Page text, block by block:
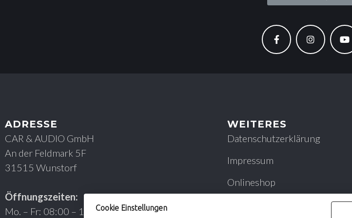
ADRESSE
CAR & AUDIO GmbH
An der Feldmark 5F
31515 Wunstorf
Öffnungszeiten:
Mo. – Fr: 08:00 – 17:00 Uhr
WEITERES
Datenschutzerklärung
Impressum
Onlineshop
Cookie Einstellungen